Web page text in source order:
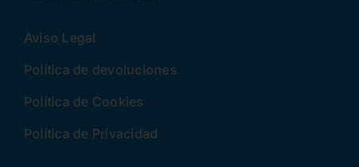
Aviso Legal
Política de devoluciones
Política de Cookies
Política de Privacidad